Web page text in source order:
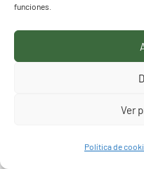
funciones.
Ver
Política de
(Código de cuerpo: